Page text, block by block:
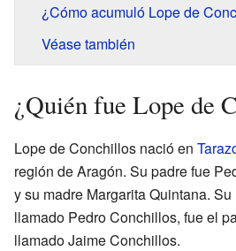
¿Cómo acumuló Lope de
Véase también
¿Quién fue Lope de
Lope de Conchillos nació en
región de Aragón. Su padre fue
y su madre Margarita Quintana.
llamado Pedro Conchillos, fue el
llamado Jaime Conchillos.